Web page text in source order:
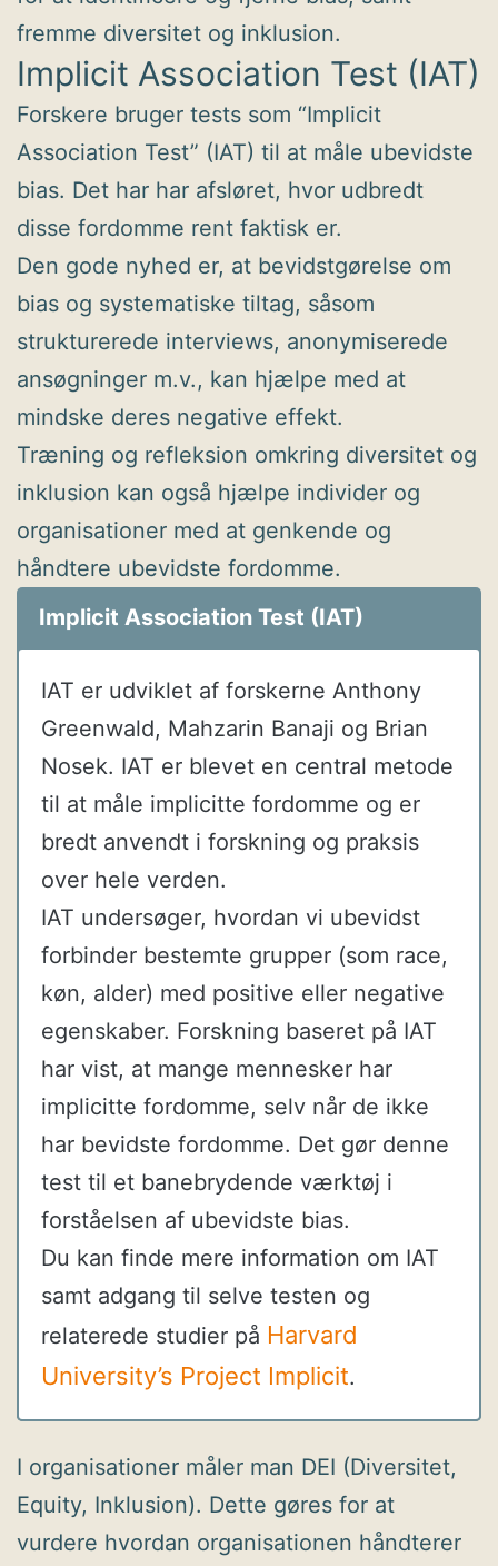
fremme diversitet og inklusion.
Implicit Association Test (IAT)
Forskere bruger tests som “Implicit
Association Test” (IAT) til at måle ubevidste
bias. Det har har afsløret, hvor udbredt
disse fordomme rent faktisk er.
Den gode nyhed er, at bevidstgørelse om
bias og systematiske tiltag, såsom
strukturerede interviews, anonymiserede
ansøgninger m.v., kan hjælpe med at
mindske deres negative effekt.
Træning og refleksion omkring diversitet og
inklusion kan også hjælpe individer og
organisationer med at genkende og
håndtere ubevidste fordomme.
Implicit Association Test (IAT)
IAT er udviklet af forskerne Anthony
Greenwald, Mahzarin Banaji og Brian
Nosek. IAT er blevet en central metode
til at måle implicitte fordomme og er
bredt anvendt i forskning og praksis
over hele verden.
IAT undersøger, hvordan vi ubevidst
forbinder bestemte grupper (som race,
køn, alder) med positive eller negative
egenskaber. Forskning baseret på IAT
har vist, at mange mennesker har
implicitte fordomme, selv når de ikke
har bevidste fordomme. Det gør denne
test til et banebrydende værktøj i
forståelsen af ubevidste bias.
Du kan finde mere information om IAT
samt adgang til selve testen og
relaterede studier på Harvard
University’s Project Implicit.
I organisationer måler man DEI (Diversitet,
Equity, Inklusion). Dette gøres for at
vurdere hvordan organisationen håndterer